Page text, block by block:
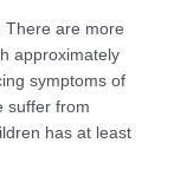
are more
approximately
symptoms of
suffer from
has at least